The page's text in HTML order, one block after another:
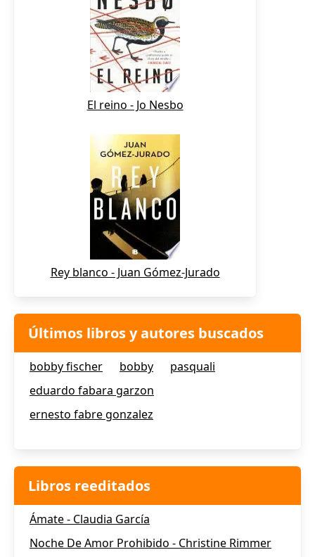
El reino - Jo Nesbo
Rey blanco - Juan Gómez-Jurado
Últimos libros y autores buscados
bobby fischer bobby
pasquali
eduardo fabara garzon
ernesto fabre gonzalez
Libros reeditados
Ámate - Claudia García
Noche De Amor Prohibido - Christine Rimmer